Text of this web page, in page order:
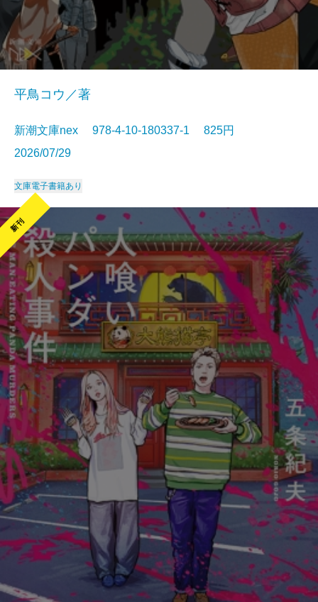
平鳥コウ／著
新潮文庫nex 978-4-10-180337-1 825円
2026/07/29
文庫電子書籍あり
新刊